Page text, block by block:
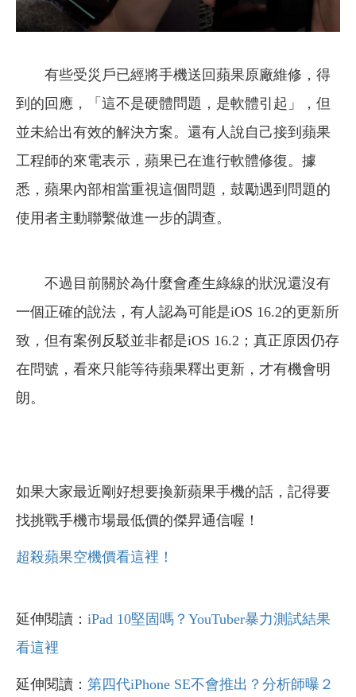
有些受災戶已經將手機送回蘋果原廠維修，得
到的回應，「這不是硬體問題，是軟體引起」，但
並未給出有效的解決方案。還有人說自己接到蘋果
工程師的來電表示，蘋果已在進行軟體修復。據
悉，蘋果內部相當重視這個問題，鼓勵遇到問題的
使用者主動聯繫做進一步的調查。
不過目前關於為什麼會產生綠線的狀況還沒有
一個正確的說法，有人認為可能是iOS 16.2的更新所
致，但有案例反駁並非都是iOS 16.2；真正原因仍存
在問號，看來只能等待蘋果釋出更新，才有機會明
朗。
如果大家最近剛好想要換新蘋果手機的話，記得要
找挑戰手機市場最低價的傑昇通信喔！
超殺蘋果空機價看這裡！
延伸閱讀： iPad 10堅固嗎？YouTuber暴力測試結果
看這裡
延伸閱讀： 第四代iPhone SE不會推出？分析師曝２